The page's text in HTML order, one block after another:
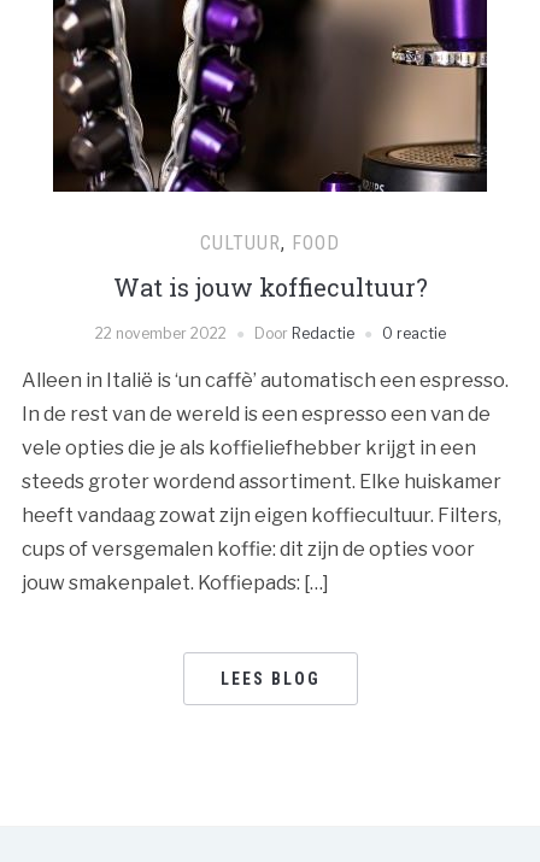
CULTUUR, FOOD
Wat is jouw koffiecultuur?
22 november 2022 Door Redactie 0 reactie
Alleen in Italië is ‘un caffè’ automatisch een espresso.
In de rest van de wereld is een espresso een van de
vele opties die je als koffieliefhebber krijgt in een
steeds groter wordend assortiment. Elke huiskamer
heeft vandaag zowat zijn eigen koffiecultuur. Filters,
cups of versgemalen koffie: dit zijn de opties voor
jouw smakenpalet. Koffiepads: […]
LEES BLOG